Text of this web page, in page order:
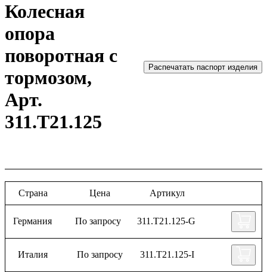
Колесная
опора
поворотная с
тормозом,
Арт.
311.Т21.125
Распечатать паспорт изделия
Страна Цена Артикул
Германия По запросу 311.Т21.125-G
Италия По запросу 311.Т21.125-I